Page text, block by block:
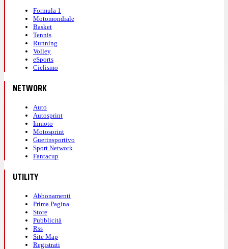
Formula 1
Motomondiale
Basket
Tennis
Running
Volley
eSports
Ciclismo
NETWORK
Auto
Autosprint
Inmoto
Motosprint
Guerinsportivo
Sport Network
Fantacup
UTILITY
Abbonamenti
Prima Pagina
Store
Pubblicità
Rss
Site Map
Registrati